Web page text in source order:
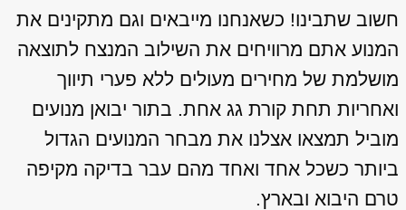
חשוב שתבינו! כשאנחנו מייבאים וגם מתקינים את
המנוע אתם מרוויחים את השילוב המנצח לתוצאה
מושלמת של מחירים מעולים ללא פערי תיווך
ואחריות תחת קורת גג אחת. בתור יבואן מנועים
מוביל תמצאו אצלנו את מבחר המנועים הגדול
ביותר כשכל אחד ואחד מהם עבר בדיקה מקיפה
טרם היבוא ובארץ.